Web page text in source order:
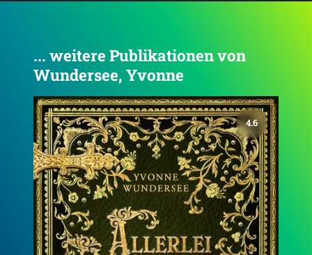
... weitere Publikationen von
Wundersee, Yvonne